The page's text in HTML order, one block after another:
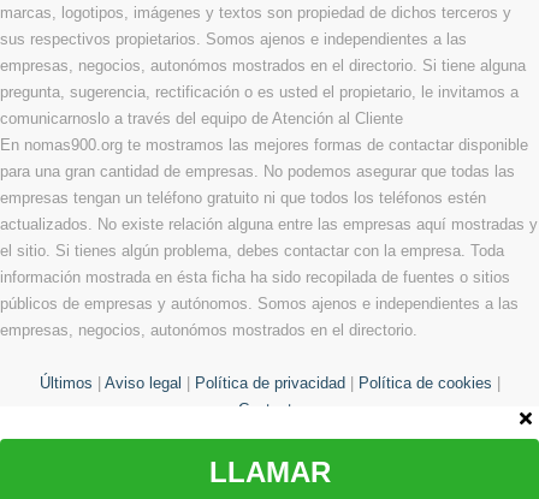
marcas, logotipos, imágenes y textos son propiedad de dichos terceros y
sus respectivos propietarios. Somos ajenos e independientes a las
empresas, negocios, autonómos mostrados en el directorio. Si tiene alguna
pregunta, sugerencia, rectificación o es usted el propietario, le invitamos a
comunicarnoslo a través del equipo de Atención al Cliente
En nomas900.org te mostramos las mejores formas de contactar disponible
para una gran cantidad de empresas. No podemos asegurar que todas las
empresas tengan un teléfono gratuito ni que todos los teléfonos estén
actualizados. No existe relación alguna entre las empresas aquí mostradas y
el sitio. Si tienes algún problema, debes contactar con la empresa. Toda
información mostrada en ésta ficha ha sido recopilada de fuentes o sitios
públicos de empresas y autónomos. Somos ajenos e independientes a las
empresas, negocios, autonómos mostrados en el directorio.
Últimos Aviso legal Política de privacidad Política de cookies
Contacto
LLAMAR